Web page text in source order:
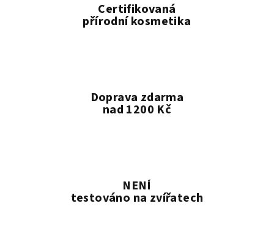
Certifikovaná
přírodní kosmetika
Doprava zdarma
nad 1200 Kč
NENÍ
testováno na zvířatech